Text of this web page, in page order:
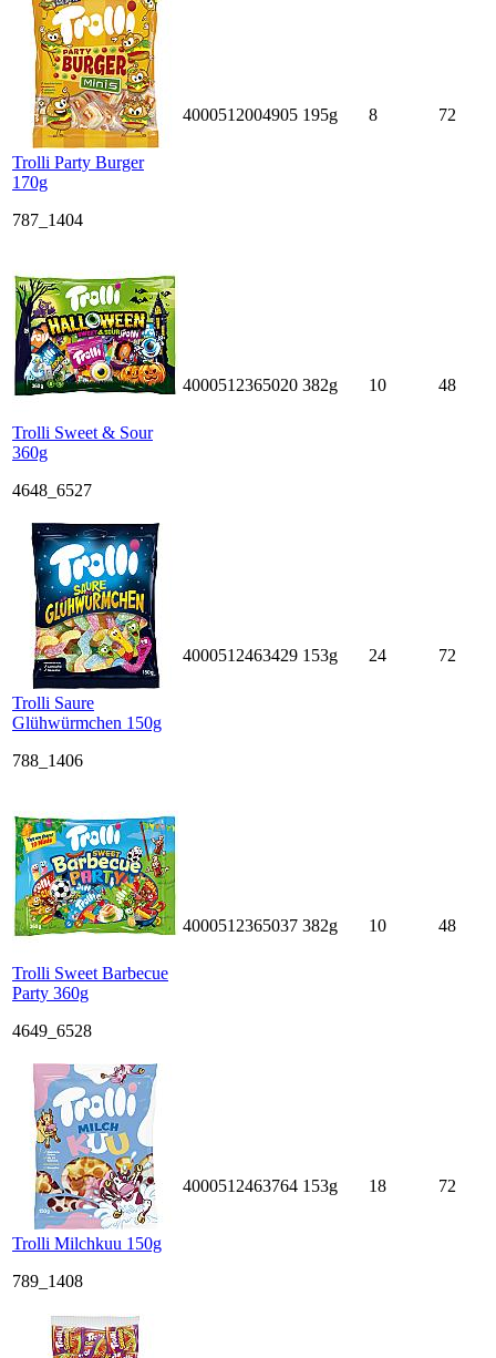
Trolli Party Burger
170g
787_1404
4000512004905 195g 8 72
Trolli Sweet & Sour
360g
4648_6527
4000512365020 382g 10 48
Trolli Saure
Glühwürmchen 150g
788_1406
4000512463429 153g 24 72
Trolli Sweet Barbecue
Party 360g
4649_6528
4000512365037 382g 10 48
Trolli Milchkuu 150g
789_1408
4000512463764 153g 18 72